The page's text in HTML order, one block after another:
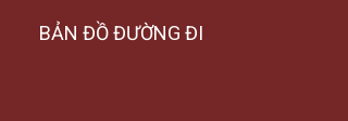
BẢN ĐỒ ĐƯỜNG ĐI